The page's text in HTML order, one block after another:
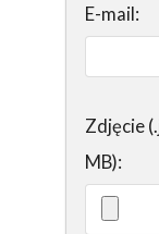
E-mail:
Zdjęcie
MB):